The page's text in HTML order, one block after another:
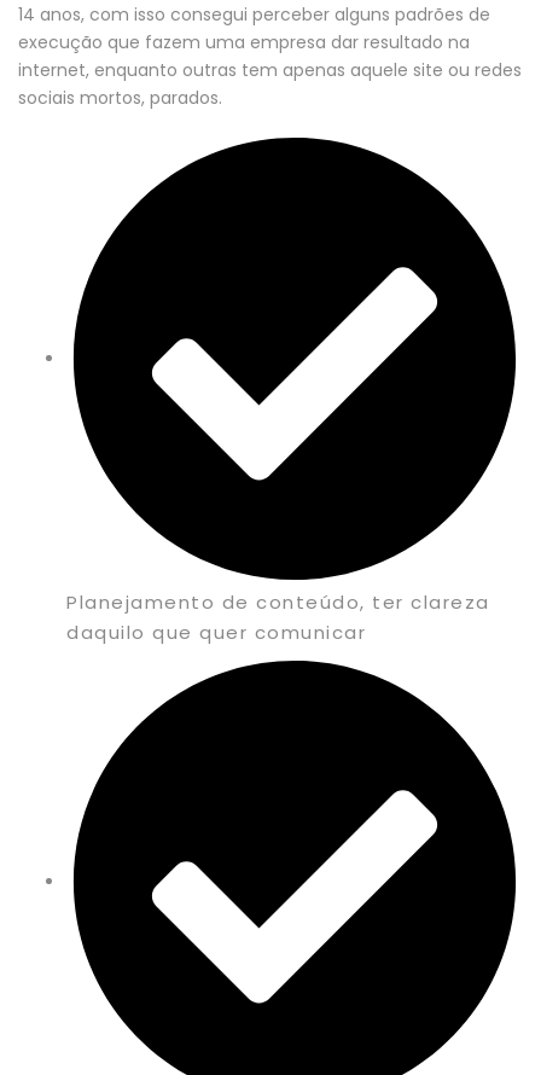
14 anos, com isso consegui perceber alguns padrões de
execução que fazem uma empresa dar resultado na
internet, enquanto outras tem apenas aquele site ou redes
sociais mortos, parados.
Planejamento de conteúdo, ter clareza
daquilo que quer comunicar